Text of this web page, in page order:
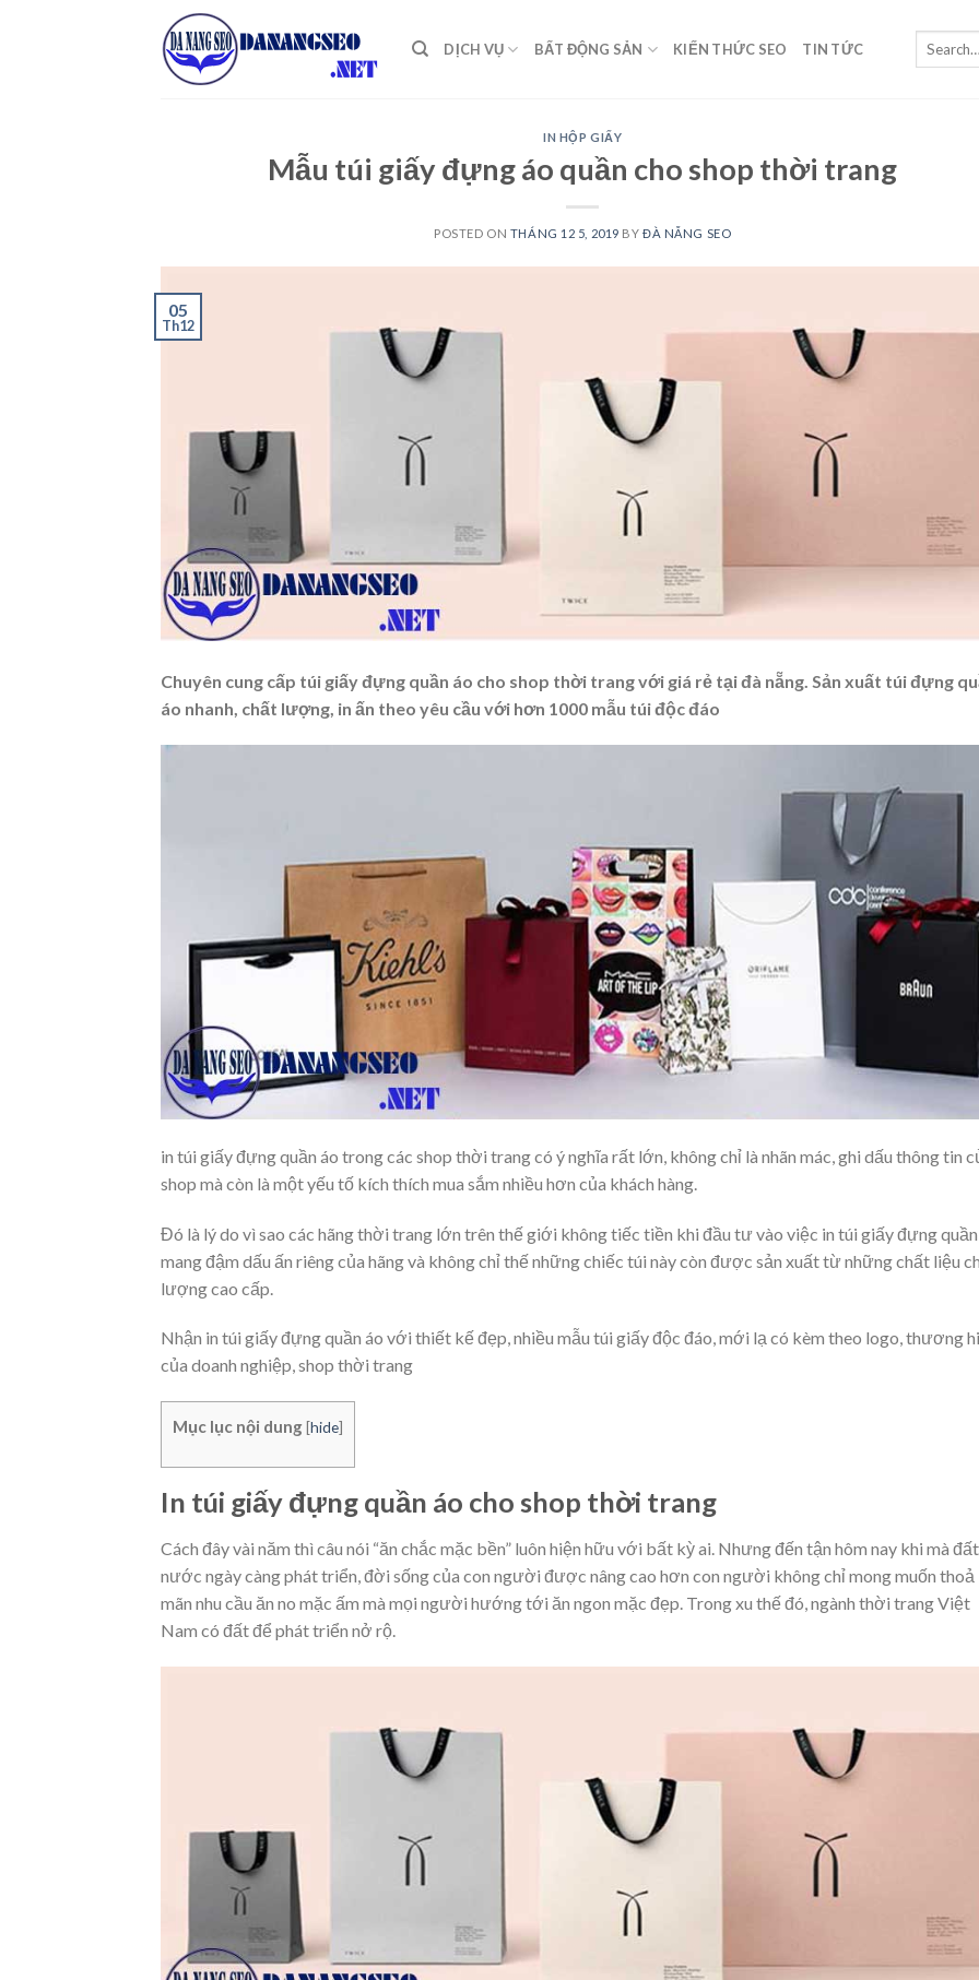
DỊCH VỤ BẤT ĐỘNG SẢN KIẾN THỨC SEO TIN TỨC
IN HỘP GIẤY
Mẫu túi giấy đựng áo quần cho shop thời trang
POSTED ON THÁNG 12 5, 2019 BYĐÀ NẴNG SEO
05
Th12
Chuyên cung cấp túi giấy đựng quần áo cho shop thời trang với giá rẻ tại đà nẵng. Sản xuất túi đựng
áo nhanh, chất lượng, in ấn theo yêu cầu với hơn 1000 mẫu túi độc đáo
in túi giấy đựng quần áo trong các shop thời trang có ý nghĩa rất lớn, không chỉ là nhãn mác, ghi dấu thông tin
shop mà còn là một yếu tố kích thích mua sắm nhiều hơn của khách hàng.
Đó là lý do vì sao các hãng thời trang lớn trên thế giới không tiếc tiền khi đầu tư vào việc in túi giấy đựng
mang đậm dấu ấn riêng của hãng và không chỉ thế những chiếc túi này còn được sản xuất từ những chất liệu
lượng cao cấp.
Nhận in túi giấy đựng quần áo với thiết kế đẹp, nhiều mẫu túi giấy độc đáo, mới lạ có kèm theo logo, thương
của doanh nghiệp, shop thời trang
Mục lục nội dung[hide]
In túi giấy đựng quần áo cho shop thời trang
Cách đây vài năm thì câu nói “ăn chắc mặc bền” luôn hiện hữu với bất kỳ ai. Nhưng đến tận hôm nay khi mà đất
nước ngày càng phát triển, đời sống của con người được nâng cao hơn con người không chỉ mong muốn thoả
mãn nhu cầu ăn no mặc ấm mà mọi người hướng tới ăn ngon mặc đẹp. Trong xu thế đó, ngành thời trang Việt
Nam có đất để phát triển nở rộ.